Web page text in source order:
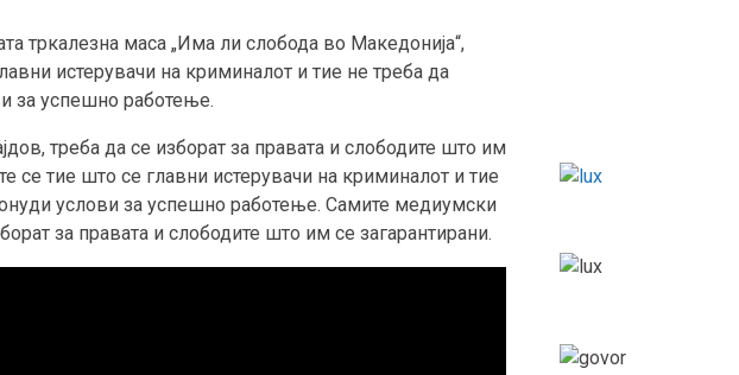
тркалезна маса „Има ли слобода во Македонија“,
истерувачи на криминалот и тие не треба да
за успешно работење.
треба да се изборат за правата и слободите што им
се тие што се главни истерувачи на криминалот и тие
услови за успешно работење. Самите медиумски
за правата и слободите што им се загарантирани.